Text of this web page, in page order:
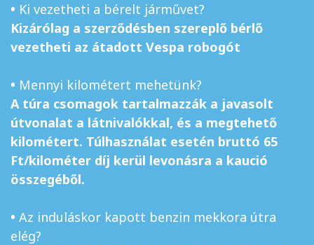
• Ki vezetheti a bérelt járművet?
Kizárólag a szerződésben szereplő bérlő
vezetheti az átadott Vespa robogót
• Mennyi kilométert mehetünk?
A túra csomagok tartalmazzák a javasolt
útvonalat a látnivalókkal, és a megtehető
kilométert. Túlhasználat esetén bruttó 65
Ft/kilométer díj kerül levonásra a kaució
összegéből.
• Az induláskor kapott benzin mekkora útra
elég?